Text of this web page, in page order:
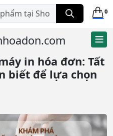
0
in hóa đơn: Tất
biết để lựa chọn